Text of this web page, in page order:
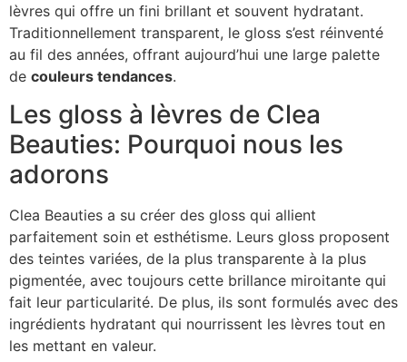
lèvres qui offre un fini brillant et souvent hydratant.
Traditionnellement transparent, le gloss s’est réinventé
au fil des années, offrant aujourd’hui une large palette
de couleurs tendances.
Les gloss à lèvres de Clea
Beauties: Pourquoi nous les
adorons
Clea Beauties a su créer des gloss qui allient
parfaitement soin et esthétisme. Leurs gloss proposent
des teintes variées, de la plus transparente à la plus
pigmentée, avec toujours cette brillance miroitante qui
fait leur particularité. De plus, ils sont formulés avec des
ingrédients hydratant qui nourrissent les lèvres tout en
les mettant en valeur.